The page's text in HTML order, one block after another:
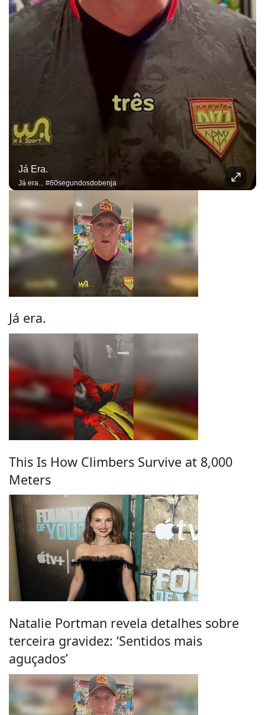
Já Era.
Já era... #60segundosdobenja
Já era.
This Is How Climbers Survive at 8,000
Meters
Natalie Portman revela detalhes sobre
terceira gravidez: ‘Sentidos mais
aguçados’